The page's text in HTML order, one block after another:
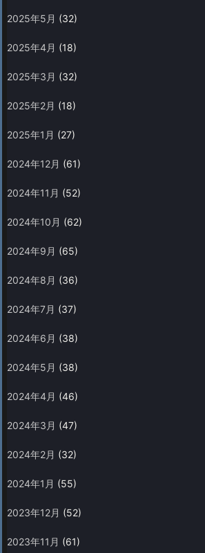
2025年5月 (32)
2025年4月 (18)
2025年3月 (32)
2025年2月 (18)
2025年1月 (27)
2024年12月 (61)
2024年11月 (52)
2024年10月 (62)
2024年9月 (65)
2024年8月 (36)
2024年7月 (37)
2024年6月 (38)
2024年5月 (38)
2024年4月 (46)
2024年3月 (47)
2024年2月 (32)
2024年1月 (55)
2023年12月 (52)
2023年11月 (61)